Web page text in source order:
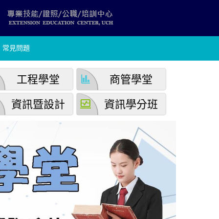
常見問題
工程學堂 finance 商管學堂
資訊暨設計 browse_activity 資訊學分班